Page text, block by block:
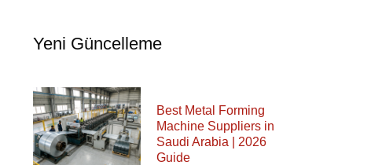
Yeni Güncelleme
Best Metal Forming
Machine Suppliers in
Saudi Arabia | 2026
Guide